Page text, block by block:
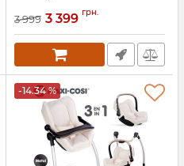
Артикул:7600253121
3 999 3 399 грн.
-14.34 %